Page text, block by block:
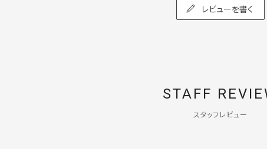
レビューを書く
STAFF
スタッフレビュー